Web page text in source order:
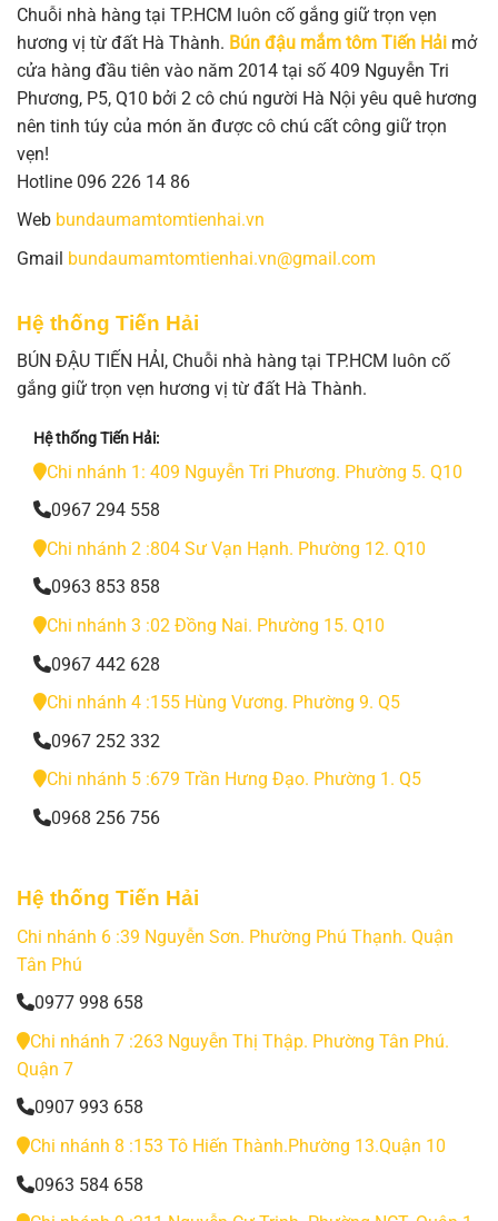
Chuỗi nhà hàng tại TP.HCM luôn cố gắng giữ trọn vẹn
hương vị từ đất Hà Thành. Bún đậu mắm tôm Tiến Hải mở
cửa hàng đầu tiên vào năm 2014 tại số 409 Nguyễn Tri
Phương, P5, Q10 bởi 2 cô chú người Hà Nội yêu quê hương
nên tinh túy của món ăn được cô chú cất công giữ trọn
vẹn!
Hotline 096 226 14 86
Web bundaumamtomtienhai.vn
Gmail bundaumamtomtienhai.vn@gmail.com
Hệ thống Tiến Hải
BÚN ĐẬU TIẾN HẢI, Chuỗi nhà hàng tại TP.HCM luôn cố
gắng giữ trọn vẹn hương vị từ đất Hà Thành.
Hệ thống Tiến Hải:
Chi nhánh 1: 409 Nguyễn Tri Phương. Phường 5. Q10
0967 294 558
Chi nhánh 2 :804 Sư Vạn Hạnh. Phường 12. Q10
0963 853 858
Chi nhánh 3 :02 Đồng Nai. Phường 15. Q10
0967 442 628
Chi nhánh 4 :155 Hùng Vương. Phường 9. Q5
0967 252 332
Chi nhánh 5 :679 Trần Hưng Đạo. Phường 1. Q5
0968 256 756
Hệ thống Tiến Hải
Chi nhánh 6 :39 Nguyễn Sơn. Phường Phú Thạnh. Quận
Tân Phú
0977 998 658
Chi nhánh 7 :263 Nguyễn Thị Thập. Phường Tân Phú.
Quận 7
0907 993 658
Chi nhánh 8 :153 Tô Hiến Thành.Phường 13.Quận 10
0963 584 658